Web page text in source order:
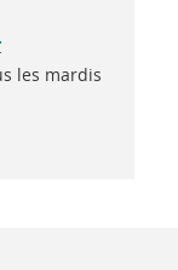
les mardis